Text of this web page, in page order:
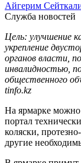
Айгерим
Служба новостей
Цель: улучшение
укрепление
органов власти,
инвалидностью,
общественного
tinfo.kz
На ярмарке можно
портал
коляски,
другие